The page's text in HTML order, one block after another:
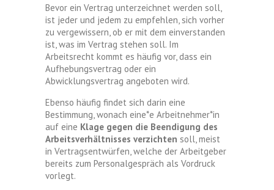
Bevor ein Vertrag unterzeichnet werden soll,
ist jeder und jedem zu empfehlen, sich vorher
zu vergewissern, ob er mit dem einverstanden
ist, was im Vertrag stehen soll. Im
Arbeitsrecht kommt es häufig vor, dass ein
Aufhebungsvertrag oder ein
Abwicklungsvertrag angeboten wird.
Ebenso häufig findet sich darin eine
Bestimmung, wonach eine*e Arbeitnehmer*in
auf eine Klage gegen die Beendigung des
Arbeitsverhältnisses verzichten soll, meist
in Vertragsentwürfen, welche der Arbeitgeber
bereits zum Personalgespräch als Vordruck
vorlegt.